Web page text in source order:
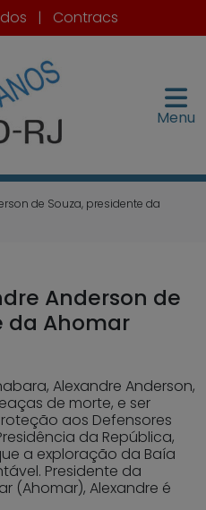
| Contracs
Menu
de Souza, presidente da
Anderson de
da Ahomar
Alexandre Anderson,
de morte, e ser
aos Defensores
da República,
a exploração da Baía
Presidente da
(Ahomar), Alexandre é